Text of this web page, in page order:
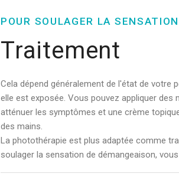
POUR SOULAGER LA
Traitement
Cela dépend généralement de l'état de votre
elle est exposée. Vous pouvez appliquer
atténuer les symptômes et une crème
des mains.
La photothérapie est plus adaptée comme
soulager la sensation de démangeaison,